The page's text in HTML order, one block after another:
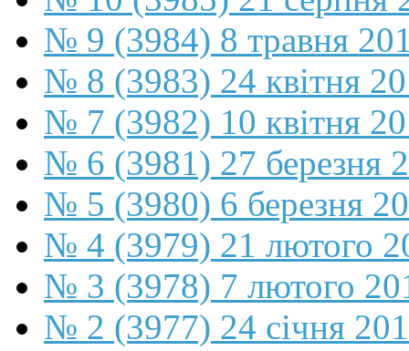
№ 9 (3984) 8 травня
№ 8 (3983) 24 квітня
№ 7 (3982) 10 квітня
№ 6 (3981) 27 березня
№ 5 (3980) 6 березня
№ 4 (3979) 21 лютого
№ 3 (3978) 7 лютого
№ 2 (3977) 24 січня